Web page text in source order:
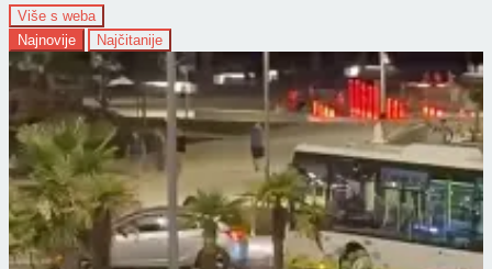
Više s weba
Najnovije
Najčitanije